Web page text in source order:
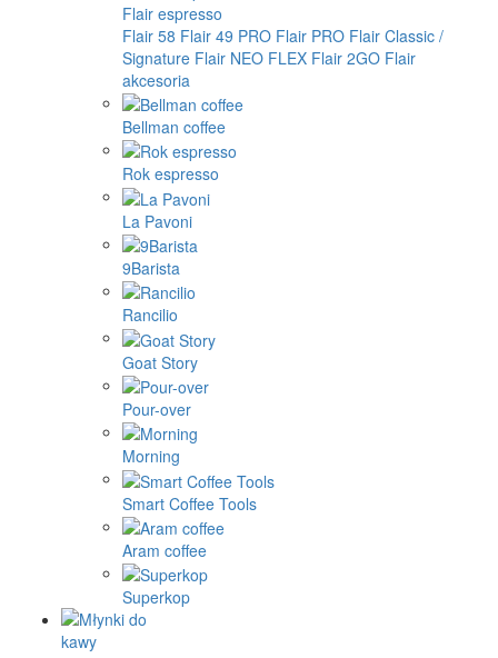
Flair espresso
Flair 58 Flair 49 PRO Flair PRO Flair Classic /
Signature Flair NEO FLEX Flair 2GO Flair
akcesoria
Bellman coffee
Rok espresso
La Pavoni
9Barista
Rancilio
Goat Story
Pour-over
Morning
Smart Coffee Tools
Aram coffee
Superkop